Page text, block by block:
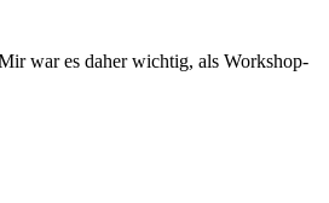
war es daher wichtig, als Workshop-